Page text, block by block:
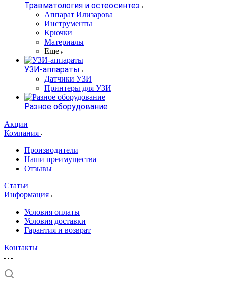
Травматология и остеосинтез
Аппарат Илизарова
Инструменты
Крючки
Материалы
Еще
УЗИ-аппараты
Датчики УЗИ
Принтеры для УЗИ
Разное оборудование
Акции
Компания
Производители
Наши преимущества
Отзывы
Статьи
Информация
Условия оплаты
Условия доставки
Гарантия и возврат
Контакты